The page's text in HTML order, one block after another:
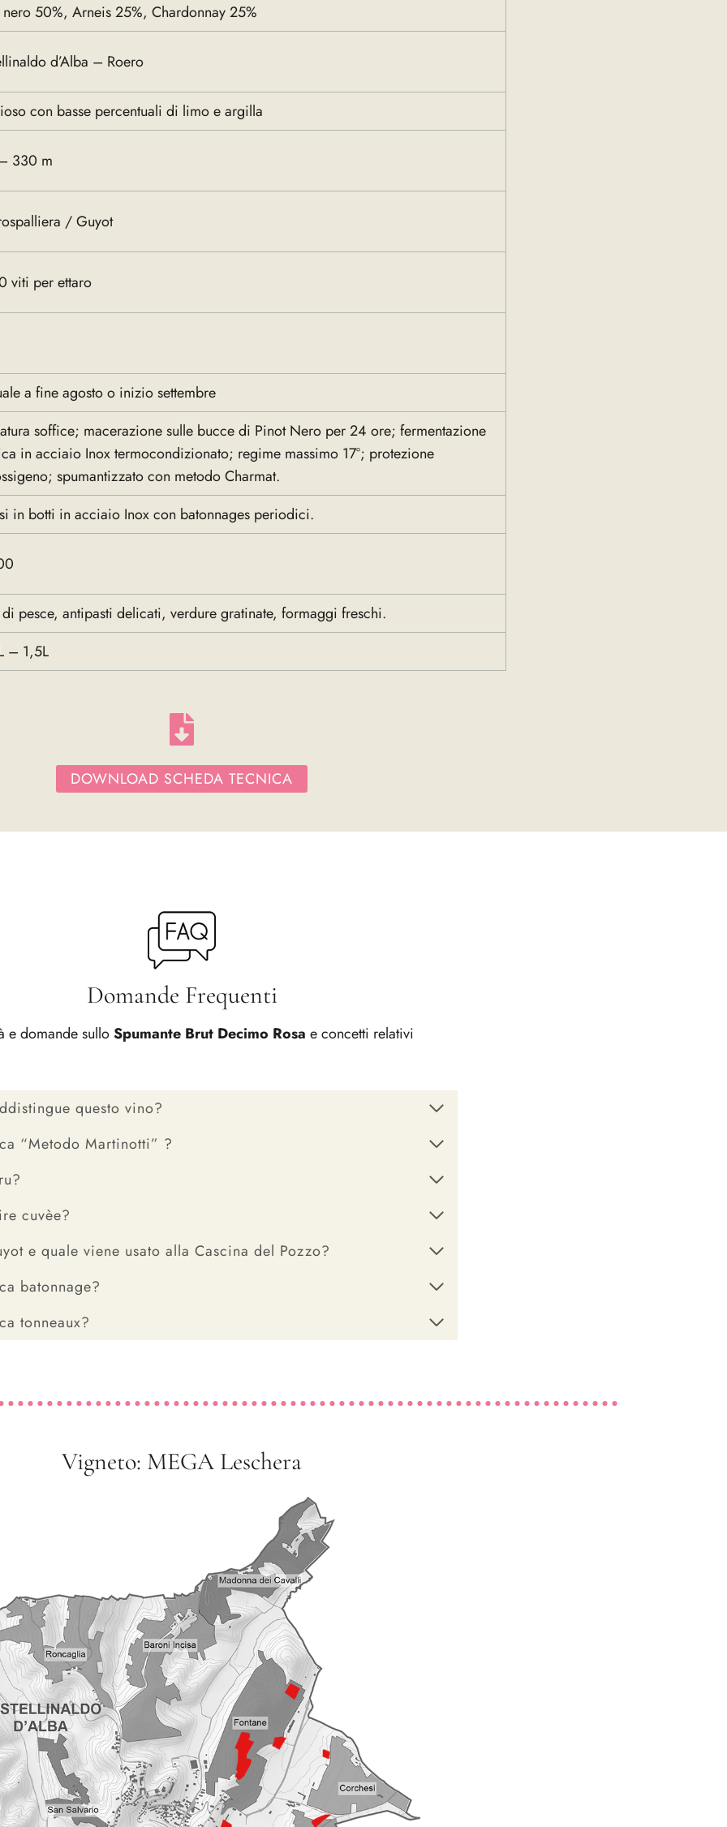
nero 50%, Arneis 25%, Chardonnay 25%
d’Alba – Roero
con basse percentuali di limo e argilla
330 m
/ Guyot
viti per ettaro
a fine agosto o inizio settembre
soffice; macerazione sulle bucce di Pinot Nero per 24 ore; fermentazione
in acciaio Inox termocondizionato; regime massimo 17°; protezione
spumantizzato con metodo Charmat.
in botti in acciaio Inox con batonnages periodici.
pesce, antipasti delicati, verdure gratinate, formaggi freschi.
– 1,5L
DOWNLOAD SCHEDA TECNICA
Domande Frequenti
e domande sulloSpumante Brut Decimo Rosa e concetti relativi
questo vino?
“Metodo Martinotti” ?
cuvèe?
e quale viene usato alla Cascina del Pozzo?
batonnage?
tonneaux?
Vigneto: MEGA Leschera